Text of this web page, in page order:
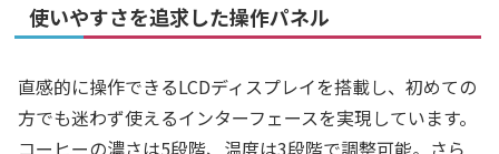
使いやすさを追求した操作パネル
直感的に操作できるLCDディスプレイを搭載し、初めての
方でも迷わず使えるインターフェースを実現しています。
コーヒーの濃さは5段階、温度は3段階で調整可能。さら